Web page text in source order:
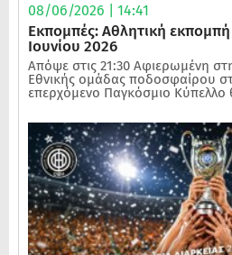
08/06/2026 | 14:41
Εκπομπές: Αθλητική
Ιουνίου 2026
Απόψε στις 21:30 Αφιερωμένη
Εθνικής ομάδας ποδοσφαίρου
επερχόμενο Παγκόσμιο Κύπελλο